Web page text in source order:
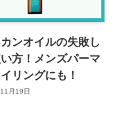
ンオイルの失敗し
方！メンズパーマ
リングにも！
月19日